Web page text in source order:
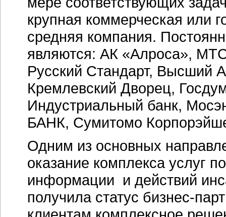
крупная коммерческая или
средняя компания.
являются: АК «Алроса»,
Русский Стандарт, Высший
Кремлевский Дворец,
Индустриальный банк,
БАНК, Сумитомо
Одним из основных
оказание комплекса услуг
информации и действий
получила статус бизнес-